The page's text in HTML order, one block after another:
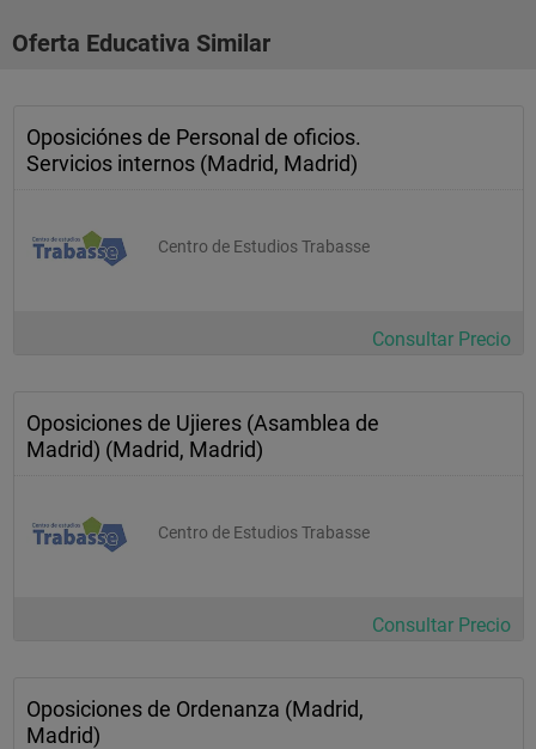
Oferta Educativa Similar
Oposiciónes de Personal de oficios.
Servicios internos (Madrid, Madrid)
Centro de Estudios Trabasse
Consultar Precio
Oposiciones de Ujieres (Asamblea de
Madrid) (Madrid, Madrid)
Centro de Estudios Trabasse
Consultar Precio
Oposiciones de Ordenanza (Madrid,
Madrid)